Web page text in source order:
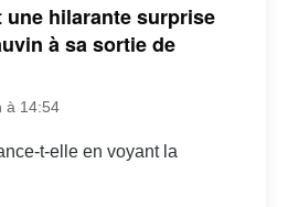
hilarante surprise
à sa sortie de
à 14:54
t-elle en voyant la